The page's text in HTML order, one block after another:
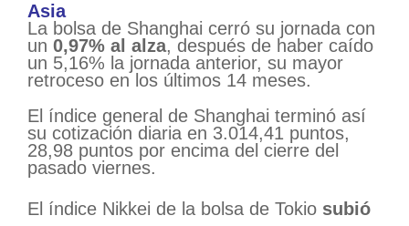
Asia
La bolsa de Shanghai cerró su jornada con
un 0,97% al alza, después de haber caído
un 5,16% la jornada anterior, su mayor
retroceso en los últimos 14 meses.
El índice general de Shanghai terminó así
su cotización diaria en 3.014,41 puntos,
28,98 puntos por encima del cierre del
pasado viernes.
El índice Nikkei de la bolsa de Tokio subió